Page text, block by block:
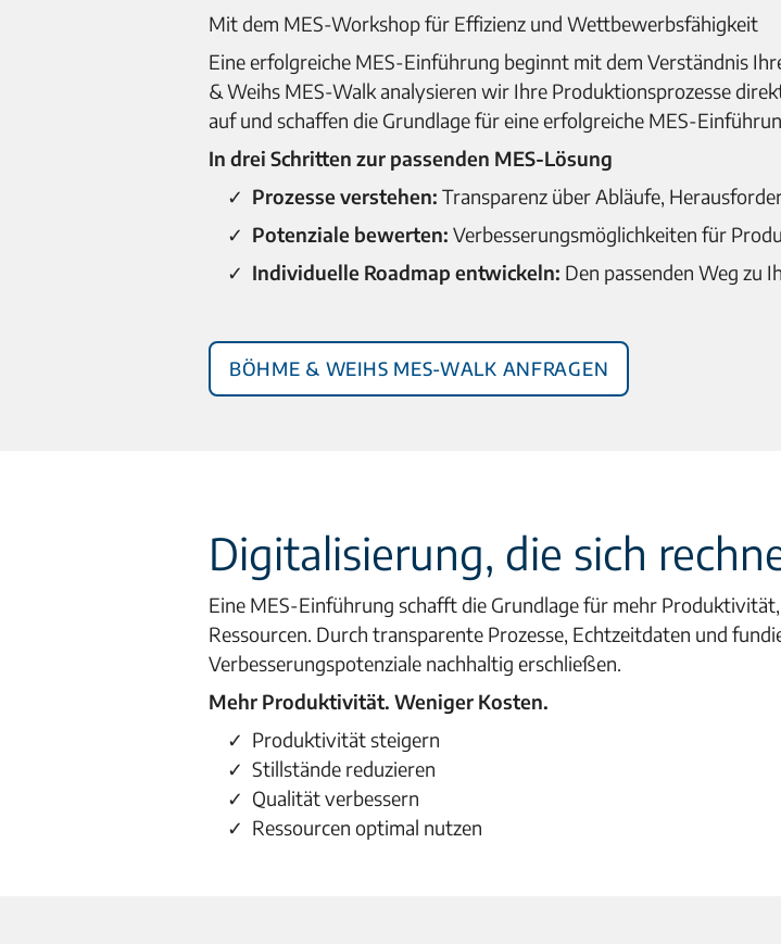
Mit dem MES-Workshop für Effizienz und Wettbewerbsfähigkeit
Eine erfolgreiche MES-Einführung beginnt mit dem Verständnis
& Weihs MES-Walk analysieren wir Ihre Produktionsprozesse
auf und schaffen die Grundlage für eine erfolgreiche MES-
In drei Schritten zur passenden MES-Lösung
Prozesse verstehen: Transparenz über Abläufe,
Potenziale bewerten: Verbesserungsmöglichkeiten für
Individuelle Roadmap entwickeln: Den passenden Weg zu
Böhme & Weihs MES-Walk anfragen
Digitalisierung, die sich
Eine MES-Einführung schafft die Grundlage für mehr
Ressourcen. Durch transparente Prozesse, Echtzeitdaten und
Verbesserungspotenziale nachhaltig erschließen.
Mehr Produktivität. Weniger Kosten.
Produktivität steigern
Stillstände reduzieren
Qualität verbessern
Ressourcen optimal nutzen